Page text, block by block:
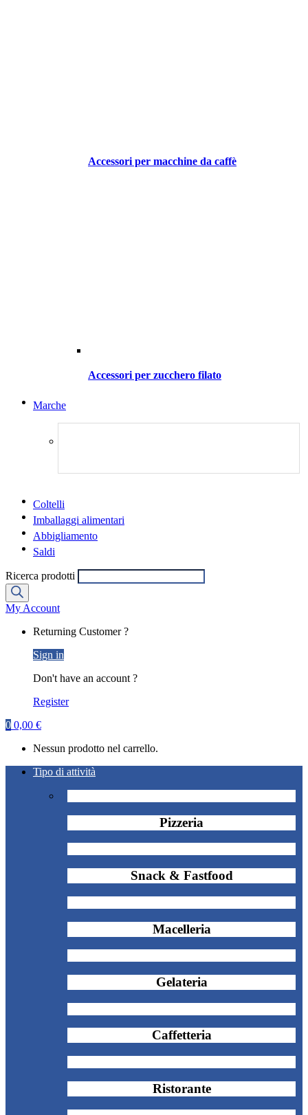
Accessori per macchine da caffè
Accessori per zucchero filato
Marche
Coltelli
Imballaggi alimentari
Abbigliamento
Saldi
Ricerca prodotti
My Account
Returning Customer ?
Sign in
Don't have an account ?
Register
0 0,00 €
Nessun prodotto nel carrello.
Tipo di attività
Pizzeria
Snack & Fastfood
Macelleria
Gelateria
Caffetteria
Ristorante